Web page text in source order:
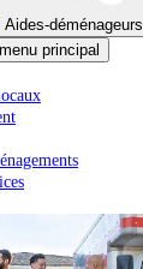
Aides-déménageurs
principal